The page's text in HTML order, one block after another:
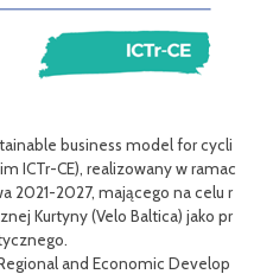
business model for cycli
ICTr-CE), realizowany w ramac
2021-2027, mającego na celu r
Kurtyny (Velo Baltica) jako pr
and Economic Develop